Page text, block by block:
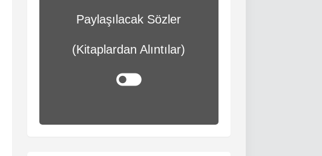
Paylaşılacak Sözler
(Kitaplardan Alıntılar)